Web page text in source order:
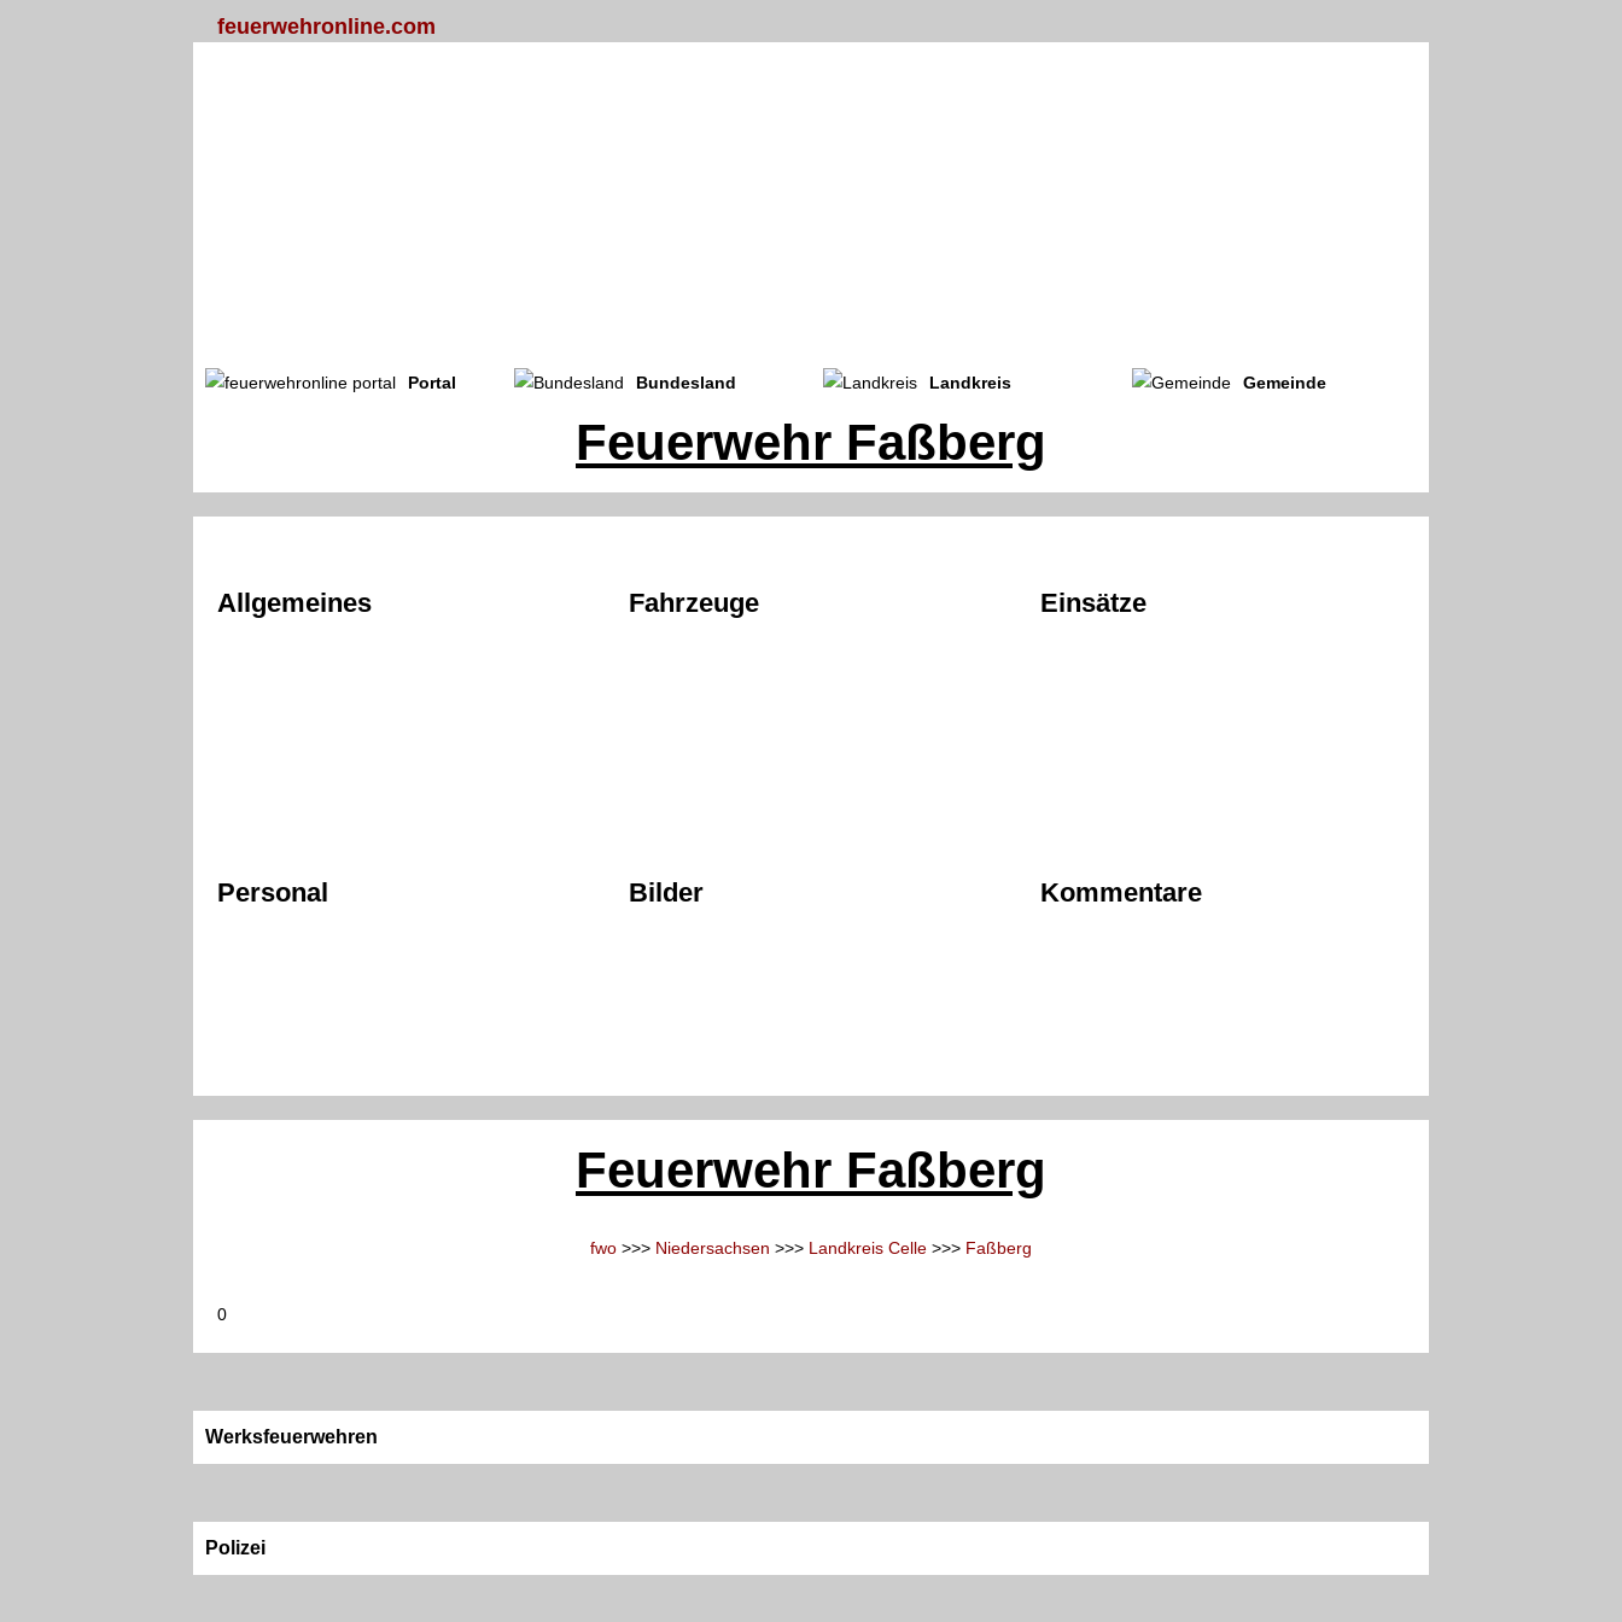
feuerwehronline.com
Portal Bundesland Landkreis Gemeinde
Feuerwehr Faßberg
Allgemeines Fahrzeuge Einsätze
Personal Bilder Kommentare
Feuerwehr Faßberg
fwo >>> Niedersachsen >>> Landkreis Celle >>> Faßberg
0
Werksfeuerwehren
Polizei